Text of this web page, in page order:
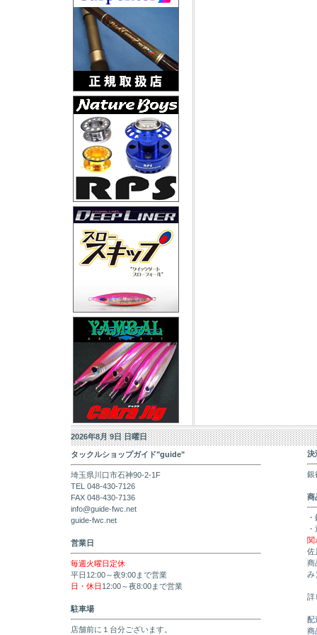
2026年8月 9日 日曜日
タックルショップガイド"guide"
埼玉県川口市石神90-2-1F
TEL 048-430-7126
FAX 048-430-7136
info@guide-fwc.net
guide-fwc.net
営業日
毎週火曜日定休
平日12:00～夜9:00まで営業
日・休日 12:00～夜8:00まで営業
駐車場
店舗前に１台分ございます。
決
銀
商
関
佐
商
み
詳
配
商